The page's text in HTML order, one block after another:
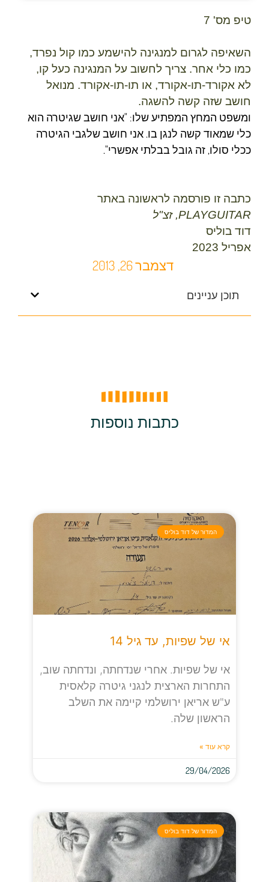
דצמבר 26, 2013
תוכן עניינים
טיפ מס' 7
השאיפה לגרום למנגינה להישמע כמו קול נפרד,
כמו כלי אחר. צריך לחשוב על המנגינה כעל קו,
לא אקורד-תו-אקורד, או תו-תו-אקורד. מנואל
חושב שזה קשה להשגה.
ומשפט המחץ המפתיע שלו: "אני חושב שגיטרה הוא
כלי שמאוד קשה לנגן בו. אני חושב שלגבי הגיטרה
ככלי סולו, זה גובל בבלתי אפשרי".
כתבה זו פורסמה לראשונה באתר
PLAYGUITAR, זצ"ל
דוד בוליס
אפריל 2023
כתבות נוספות
המדור של דוד בוליס
אי של שפיות, עד גיל 14
אי של שפיות. אחרי שנדחתה, ונדחתה שוב,
התחרות הארצית לנגני גיטרה קלאסית
ע"ש אריאן ירושלמי קיימה את השלב
הראשון שלה.
קרא עוד »
29/04/2026
המדור של דוד בוליס